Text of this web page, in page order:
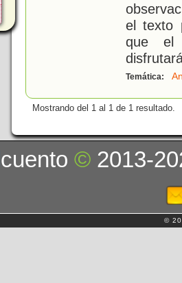
el texto
que el
Temática:
Mostrando del 1 al 1 de 1 resultado.
cuento© 2013-
©